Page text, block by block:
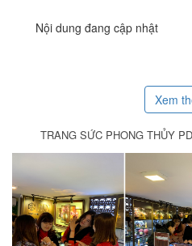
Nội dung đang cập nhật
Xem
TRANG SỨC PHONG THỦY